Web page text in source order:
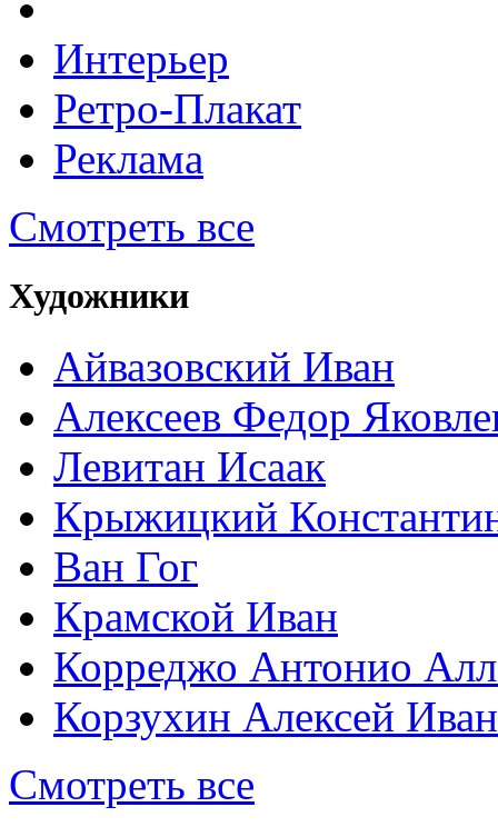
Интерьер
Ретро-Плакат
Реклама
Смотреть все
Художники
Айвазовский Иван
Алексеев Федор
Левитан Исаак
Крыжицкий
Ван Гог
Крамской Иван
Корреджо Антонио
Корзухин Алексей
Смотреть все